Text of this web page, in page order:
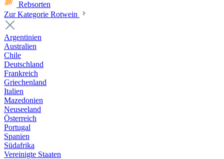
Rebsorten
Zur Kategorie Rotwein
Argentinien
Australien
Chile
Deutschland
Frankreich
Griechenland
Italien
Mazedonien
Neuseeland
Österreich
Portugal
Spanien
Südafrika
Vereinigte Staaten